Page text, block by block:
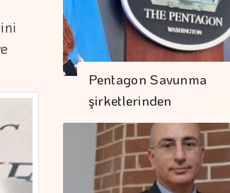
Pentagon Savunma
şirketlerinden
Hızlanmalarını…